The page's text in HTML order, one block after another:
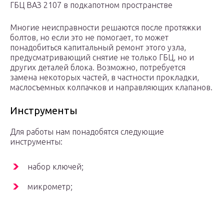
ГБЦ ВАЗ 2107 в подкапотном пространстве
Многие неисправности решаются после протяжки
болтов, но если это не помогает, то может
понадобиться капитальный ремонт этого узла,
предусматривающий снятие не только ГБЦ, но и
других деталей блока. Возможно, потребуется
замена некоторых частей, в частности прокладки,
маслосъемных колпачков и направляющих клапанов.
Инструменты
Для работы нам понадобятся следующие
инструменты:
набор ключей;
микрометр;